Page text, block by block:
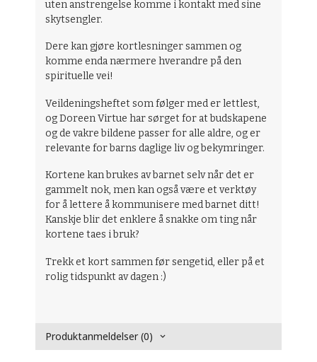
uten anstrengelse komme i kontakt med sine
skytsengler.
Dere kan gjøre kortlesninger sammen og
komme enda nærmere hverandre på den
spirituelle vei!
Veildeningsheftet som følger med er lettlest,
og Doreen Virtue har sørget for at budskapene
og de vakre bildene passer for alle aldre, og er
relevante for barns daglige liv og bekymringer.
Kortene kan brukes av barnet selv når det er
gammelt nok, men kan også være et verktøy
for å lettere å kommunisere med barnet ditt!
Kanskje blir det enklere å snakke om ting når
kortene taes i bruk?
Trekk et kort sammen før sengetid, eller på et
rolig tidspunkt av dagen :)
Produktanmeldelser (0)